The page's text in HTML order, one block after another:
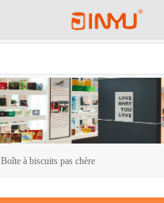
Boîte à biscuits pas chère